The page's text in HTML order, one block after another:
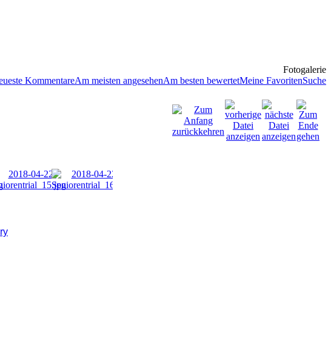
Fotogalerie
KommentareAm meisten angesehenAm besten bewertetMeine FavoritenSuche